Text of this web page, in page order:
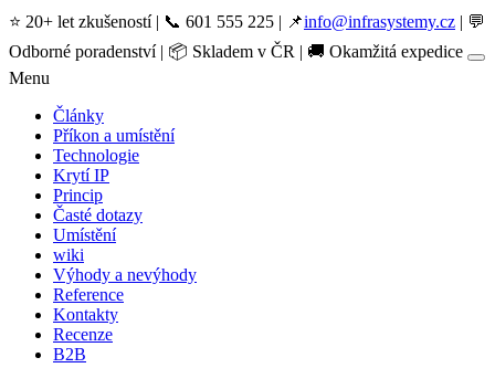
⭐ 20+ let zkušeností | 📞 601 555 225 | 📌info@infrasystemy.cz | 💬
Odborné poradenství | 📦 Skladem v ČR | 🚚 Okamžitá expedice
Menu
Články
Příkon a umístění
Technologie
Krytí IP
Princip
Časté dotazy
Umístění
wiki
Výhody a nevýhody
Reference
Kontakty
Recenze
B2B